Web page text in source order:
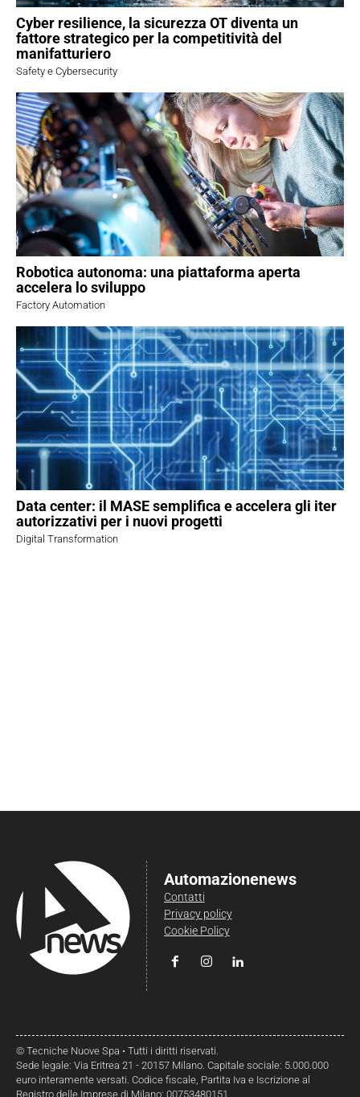
Cyber resilience, la sicurezza OT diventa un
fattore strategico per la competitività del
manifatturiero
Safety e Cybersecurity
Robotica autonoma: una piattaforma aperta
accelera lo sviluppo
Factory Automation
Data center: il MASE semplifica e accelera gli iter
autorizzativi per i nuovi progetti
Digital Transformation
Automazionenews
Contatti
Privacy policy
Cookie Policy
© Tecniche Nuove Spa • Tutti i diritti riservati.
Sede legale: Via Eritrea 21 - 20157 Milano. Capitale sociale: 5.000.000
euro interamente versati. Codice fiscale, Partita Iva e Iscrizione al
Registro delle Imprese di Milano: 00753480151